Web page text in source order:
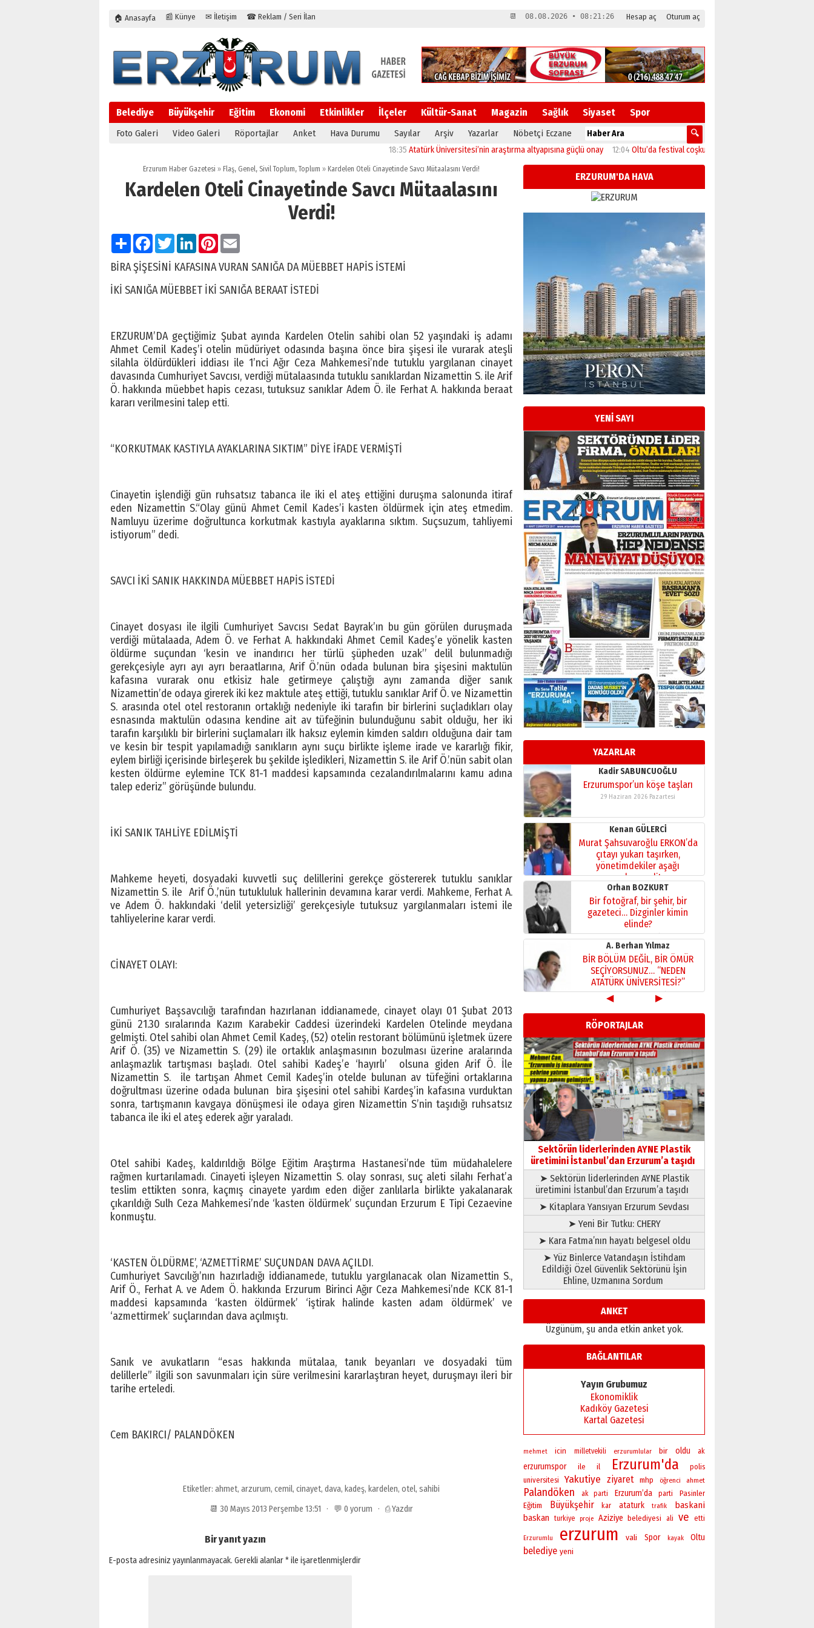
🏠 Anasayfa 📰 Künye ✉ İletişim ☎ Reklam / Seri İlan Hesap aç Oturum aç
📆 08.08.2026 • 08:21:27
Belediye Büyükşehir Eğitim Ekonomi Etkinlikler İlçeler Kültür-Sanat Magazin Sağlık Siyaset Spor
Foto Galeri Video Galeri Röportajlar Anket Hava Durumu Sayılar Arşiv Yazarlar Nöbetçi Eczane
Atatürk Üniversitesi’nin araştırma altyapısına güçlü onay 12:04Oltu’da festival coşkusu konserle zirveye ulaştı
Erzurum Haber Gazetesi » Flaş, Genel, Sivil Toplum,Toplum » Kardelen Oteli Cinayetinde Savcı Mütaalasını Verdi!
Kardelen Oteli Cinayetinde Savcı Mütaalasını
Verdi!
PaylaşFacebook
TwitterLinkedInPinterest
BİRA ŞİŞESİNİ KAFASINA VURAN SANIĞA DA MÜEBBET HAPİS İSTEMİ
İKİ SANIĞA MÜEBBET İKİ SANIĞA BERAAT İSTEDİ
ERZURUM’DA geçtiğimiz Şubat ayında Kardelen Otelin sahibi olan 52 yaşındaki iş adamı
Ahmet Cemil Kadeş’i otelin müdüriyet odasında başına önce bira şişesi ile vurarak ateşli
silahla öldürdükleri iddiası ile 1’nci Ağır Ceza Mahkemesi’nde tutuklu yargılanan cinayet
davasında Cumhuriyet Savcısı, verdiği mütalaasında tutuklu sanıklardan Nizamettin S. ile Arif
Ö. hakkında müebbet hapis cezası, tutuksuz sanıklar Adem Ö. ile Ferhat A. hakkında beraat
kararı verilmesini talep etti.
“KORKUTMAK KASTIYLA AYAKLARINA SIKTIM” DİYE İFADE VERMİŞTİ
Cinayetin işlendiği gün ruhsatsız tabanca ile iki el ateş ettiğini duruşma salonunda itiraf
eden Nizamettin S.“Olay günü Ahmet Cemil Kades’i kasten öldürmek için ateş etmedim.
Namluyu üzerime doğrultunca korkutmak kastıyla ayaklarına sıktım. Suçsuzum, tahliyemi
istiyorum” dedi.
SAVCI İKİ SANIK HAKKINDA MÜEBBET HAPİS İSTEDİ
Cinayet dosyası ile ilgili Cumhuriyet Savcısı Sedat Bayrak’ın bu gün görülen duruşmada
verdiği mütalaada, Adem Ö. ve Ferhat A. hakkındaki Ahmet Cemil Kadeş’e yönelik kasten
öldürme suçundan ‘kesin ve inandırıcı her türlü şüpheden uzak’’ delil bulunmadığı
gerekçesiyle ayrı ayı ayrı beraatlarına, Arif Ö.’nün odada bulunan bira şişesini maktulün
kafasına vurarak onu etkisiz hale getirmeye çalıştığı aynı zamanda diğer sanık
Nizamettin’de odaya girerek iki kez maktule ateş ettiği, tutuklu sanıklar Arif Ö. ve Nizamettin
S. arasında otel otel restoranın ortaklığı nedeniyle iki tarafın bir birlerini suçladıkları olay
esnasında maktulün odasına kendine ait av tüfeğinin bulunduğunu sabit olduğu, her iki
tarafın karşılıklı bir birlerini suçlamaları ilk haksız eylemin kimden saldırı olduğuna dair tam
ve kesin bir tespit yapılamadığı sanıkların aynı suçu birlikte işleme irade ve kararlığı fikir,
eylem birliği içerisinde birleşerek bu şekilde işledikleri, Nizamettin S. ile Arif Ö.’nün sabit olan
kesten öldürme eylemine TCK 81-1 maddesi kapsamında cezalandırılmalarını kamu adına
talep ederiz” görüşünde bulundu.
İKİ SANIK TAHLİYE EDİLMİŞTİ
Mahkeme heyeti, dosyadaki kuvvetli suç delillerini gerekçe göstererek tutuklu sanıklar
Nizamettin S. ile Arif Ö.,’nün tutukluluk hallerinin devamına karar verdi. Mahkeme, Ferhat A.
ve Adem Ö. hakkındaki ‘delil yetersizliği’ gerekçesiyle tutuksuz yargılanmaları istemi ile
tahliyelerine karar verdi.
CİNAYET OLAYI:
Cumhuriyet Başsavcılığı tarafından hazırlanan iddianamede, cinayet olayı 01 Şubat 2013
günü 21.30 sıralarında Kazım Karabekir Caddesi üzerindeki Kardelen Otelinde meydana
gelmişti. Otel sahibi olan Ahmet Cemil Kadeş, (52) otelin restorant bölümünü işletmek üzere
Arif Ö. (35) ve Nizamettin S. (29) ile ortaklık anlaşmasının bozulması üzerine aralarında
anlaşmazlık tartışması başladı. Otel sahibi Kadeş’e ‘hayırlı’ olsuna giden Arif Ö. İle
Nizamettin S. ile tartışan Ahmet Cemil Kadeş’in otelde bulunan av tüfeğini ortaklarına
doğrultması üzerine odada bulunan bira şişesini otel sahibi Kardeş’in kafasına vurduktan
sonra, tartışmanın kavgaya dönüşmesi ile odaya giren Nizamettin S’nin taşıdığı ruhsatsız
tabanca ile iki el ateş ederek ağır yaraladı.
Otel sahibi Kadeş, kaldırıldığı Bölge Eğitim Araştırma Hastanesi’nde tüm müdahalelere
rağmen kurtarılamadı. Cinayeti işleyen Nizamettin S. olay sonrası, suç aleti silahı Ferhat’a
teslim ettikten sonra, kaçmış cinayete yardım eden diğer zanlılarla birlikte yakalanarak
çıkarıldığı Sulh Ceza Mahkemesi’nde ‘kasten öldürmek’ suçundan Erzurum E Tipi Cezaevine
konmuştu.
‘KASTEN ÖLDÜRME’, ‘AZMETTİRME’ SUÇUNDAN DAVA AÇILDI.
Cumhuriyet Savcılığı’nın hazırladığı iddianamede, tutuklu yargılanacak olan Nizamettin S.,
Arif Ö., Ferhat A. ve Adem Ö. hakkında Erzurum Birinci Ağır Ceza Mahkemesi’nde KCK 81-1
maddesi kapsamında ‘kasten öldürmek’ ‘iştirak halinde kasten adam öldürmek’ ve
‘azmettirmek’ suçlarından dava açılmıştı.
Sanık ve avukatların “esas hakkında mütalaa, tanık beyanları ve dosyadaki tüm
delillerle” ilgili son savunmaları için süre verilmesini kararlaştıran heyet, duruşmayı ileri bir
tarihe erteledi.
Cem BAKIRCI/ PALANDÖKEN
Etiketler: ahmet, arzurum, cemil, cinayet, dava, kadeş, kardelen, otel, sahibi
📆 30 Mayıs 2013 Perşembe 13:51 · 💬 0 yorum · ⎙ Yazdır
Bir yanıt yazın
E-posta adresiniz yayınlanmayacak. Gerekli alanlar*ile işaretlenmişlerdir
ERZURUM'DA HAVA
YENİ SAYI
YAZARLAR
Esat BİNDESEN
Başkan Sekmen’den Erzurum’a
bir vizyon proje daha!
02 Ağustos 2026 Pazar
Kadir SABUNCUOĞLU
Erzurumspor’un köşe taşları
29 Haziran 2026 Pazartesi
Kenan GÜLERCİ
Murat Şahsuvaroğlu ERKON’da
çıtayı yukarı taşırken,
yönetimdekiler aşağı
çekmemeli!
17 Şubat 2026 SalıOrhan BOZKURT
Bir fotoğraf, bir şehir, bir
gazeteci… Dizginler kimin
elinde?
31 Mart 2026 Salı
A. Berhan Yılmaz
BİR BÖLÜM DEĞİL, BİR ÖMÜR
SEÇİYORSUNUZ… “NEDEN
ATATÜRK ÜNİVERSİTESİ?”
28 Temmuz 2026 Salı
Ahmet Gökhan YAZICI
Ahmed Yesevi’den bir
Alperen… ”Reisimiz” idi…
Hakka yürüdü.!
26 Mart 2026 Perşembe
Cem Bakırcı
Ardında bıraktığı hatıralarıyla
gönül adamı Faruk Terzioğlu!
13 Mayıs 2026 Çarşamba
Esat BİNDESEN
Başkan Sekmen’den Erzurum’a
bir vizyon proje daha!
02 Ağustos 2026 Pazar
Kadir SABUNCUOĞLU
Erzurumspor’un köşe taşları
29 Haziran 2026 Pazartesi
Kenan GÜLERCİ
Murat Şahsuvaroğlu ERKON’da
çıtayı yukarı taşırken,
yönetimdekiler aşağı
çekmemeli!
17 Şubat 2026 SalıOrhan BOZKURT
Bir fotoğraf, bir şehir, bir
gazeteci… Dizginler kimin
elinde?
31 Mart 2026 Salı
A. Berhan Yılmaz
BİR BÖLÜM DEĞİL, BİR ÖMÜR
SEÇİYORSUNUZ… “NEDEN
ATATÜRK ÜNİVERSİTESİ?”
28 Temmuz 2026 Salı
Ahmet Gökhan YAZICI
Ahmed Yesevi’den bir
Alperen… ”Reisimiz” idi…
Hakka yürüdü.!
26 Mart 2026 Perşembe
Cem Bakırcı
Ardında bıraktığı hatıralarıyla
gönül adamı Faruk Terzioğlu!
13 Mayıs 2026 Çarşamba
Esat BİNDESEN
Başkan Sekmen’den Erzurum’a
bir vizyon proje daha!
02 Ağustos 2026 Pazar
◀ ▶
RÖPORTAJLAR
Sektörün liderlerinden AYNE Plastik
üretimini İstanbul’dan Erzurum’a taşıdı
➤ Sektörün liderlerinden AYNE Plastik
üretimini İstanbul’dan Erzurum’a taşıdı
➤ Kitaplara Yansıyan Erzurum Sevdası
➤ Yeni Bir Tutku: CHERY
➤ Kara Fatma’nın hayatı belgesel oldu
➤ Yüz Binlerce Vatandaşın İstihdam
Edildiği Özel Güvenlik Sektörünü İşin
Ehline, Uzmanına Sordum
ANKET
Üzgünüm, şu anda etkin anket yok.
BAĞLANTILAR
Yayın Grubumuz
Ekonomiklik
Kadıköy Gazetesi
Kartal Gazetesi
mehmet icin milletvekili erzurumlular bir oldu ak
erzurumspor ile il Erzurum'da
polis
universitesi
Yakutiye ziyaret mhp öğrenci ahmet
Palandöken ak parti Erzurum’da parti Pasinler
Eğitim Büyükşehir kar ataturk trafik
baskani
baskan turkiye proje Aziziye belediyesi ali ve etti
Erzurumlu erzurum vali Spor kayak Oltu
belediye yeni